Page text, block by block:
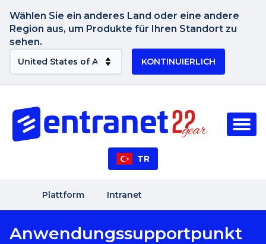
Wählen Sie ein anderes Land oder eine andere
Region aus, um Produkte für Ihren Standort zu
sehen.
KONTINUIERLICH
TR
Plattform Intranet
Anwendungssupportpunkt